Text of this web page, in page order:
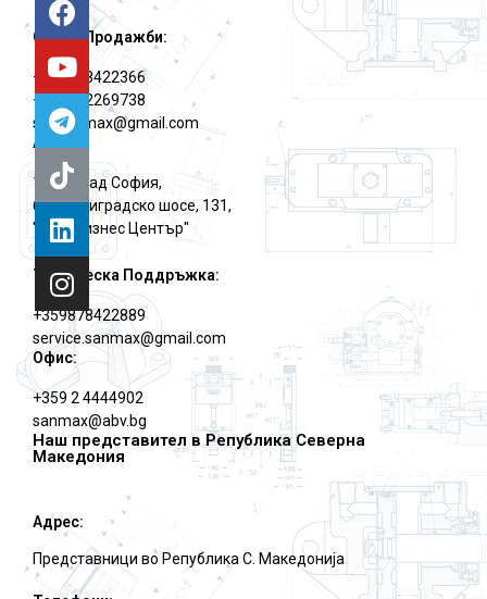
Отдел Продажби:
+359878422366
+359882269738
sm.sanmax@gmail.com
Адрес:
1784, град София,
бул.Цариградско шосе, 131,
"АТМ Бизнес Център"
Техническа Поддръжка:
+359878422889
service.sanmax@gmail.com
Офис:
+359 2 4444902
sanmax@abv.bg
Наш представител в Република Северна
Македония
Адрес:
Представници во Република С. Македониjа